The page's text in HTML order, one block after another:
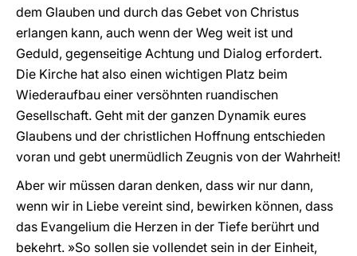
dem Glauben und durch das Gebet von Christus
erlangen kann, auch wenn der Weg weit ist und
Geduld, gegenseitige Achtung und Dialog erfordert.
Die Kirche hat also einen wichtigen Platz beim
Wiederaufbau einer versöhnten ruandischen
Gesellschaft. Geht mit der ganzen Dynamik eures
Glaubens und der christlichen Hoffnung entschieden
voran und gebt unermüdlich Zeugnis von der Wahrheit!
Aber wir müssen daran denken, dass wir nur dann,
wenn wir in Liebe vereint sind, bewirken können, dass
das Evangelium die Herzen in der Tiefe berührt und
bekehrt. »So sollen sie vollendet sein in der Einheit,